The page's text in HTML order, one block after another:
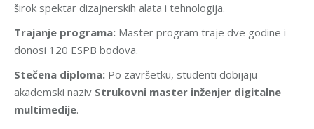
širok spektar dizajnerskih alata i tehnologija.
Trajanje programa: Master program traje dve godine i
donosi 120 ESPB bodova.
Stečena diploma: Po završetku, studenti dobijaju
akademski naziv Strukovni master inženjer digitalne
multimedije.